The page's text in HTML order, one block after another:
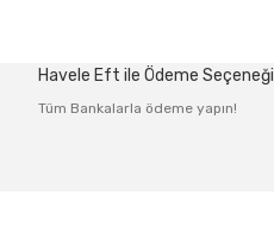
Havele Eft ile Ödeme Seçeneği
Tüm Bankalarla ödeme yapın!